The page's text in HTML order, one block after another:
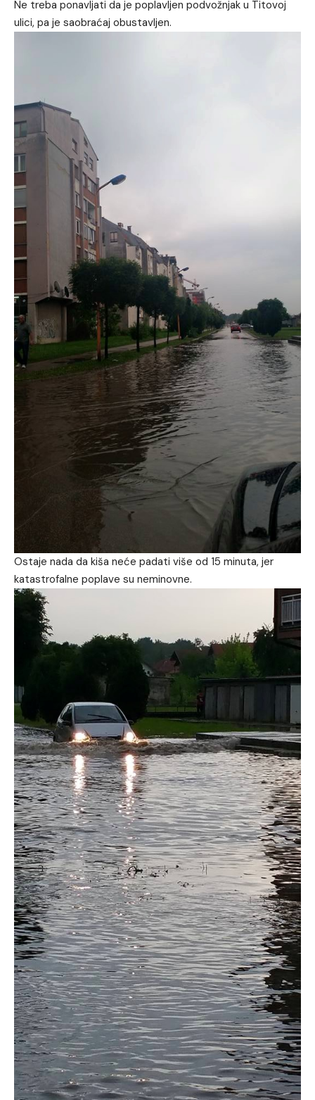
Ne treba ponavljati da je poplavljen podvožnjak u Titovoj
ulici, pa je saobraćaj obustavljen.
Ostaje nada da kiša neće padati više od 15 minuta, jer
katastrofalne poplave su neminovne.